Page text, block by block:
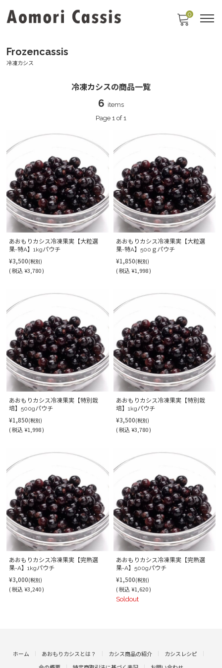
0
Frozencassis
冷凍カシス
冷凍カシスの商品一覧
6 items
Page 1 of 1
あおもりカシス冷凍果実【大粒選
果-特A】1kgパウチ
¥3,500(税別)
(税込¥3,780 )
あおもりカシス冷凍果実【大粒選
果-特A】500ｇパウチ
¥1,850(税別)
(税込 ¥1,998 )
あおもりカシス冷凍果実【特別栽
培】500gパウチ
¥1,850(税別)
(税込¥1,998 )
あおもりカシス冷凍果実【特別栽
培】1kgパウチ
¥3,500(税別)
(税込 ¥3,780 )
あおもりカシス冷凍果実【完熟選
果-A】1kgパウチ
¥3,000(税別)
(税込¥3,240 )
あおもりカシス冷凍果実【完熟選
果-A】500gパウチ
¥1,500(税別)
(税込 ¥1,620 )
Soldout
ホーム あおもりカシスとは？ カシス商品の紹介 カシスレシピ